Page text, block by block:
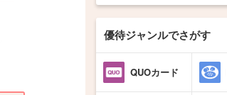
優待ジャンルでさがす
QUOカード